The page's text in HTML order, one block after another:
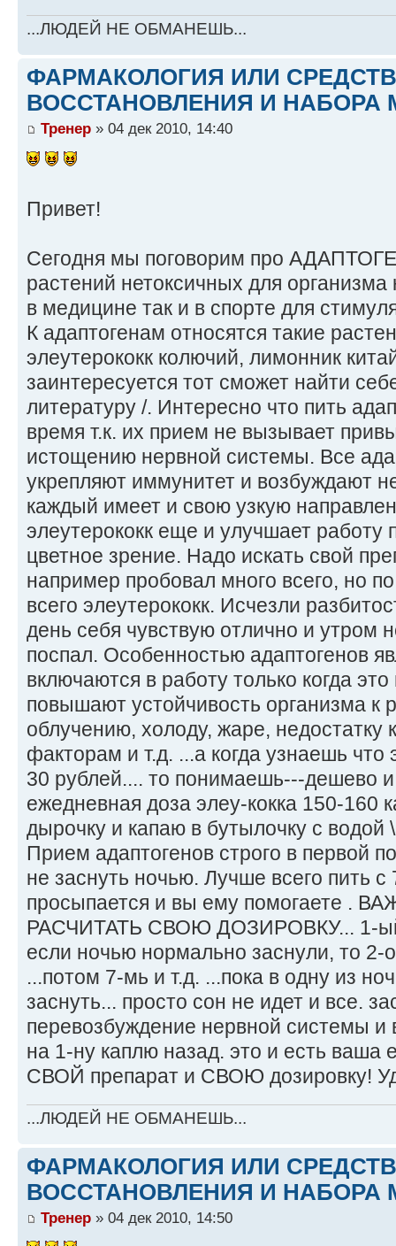
...ЛЮДЕЙ НЕ ОБМАНЕШЬ...
ФАРМАКОЛОГИЯ ИЛИ
ВОССТАНОВЛЕНИЯ И НАБОРА
Тренер » 04 дек 2010, 14:40
Привет!
Сегодня мы поговорим про
растений нетоксичных для
в медицине так и в спорте для
К адаптогенам относятся такие
элеутерококк колючий, лимонник
заинтересуется тот сможет найти
литературу /. Интересно что пить
время т.к. их прием не вызывает
истощению нервной системы. Все
укрепляют иммунитет и возбуждают
каждый имеет и свою узкую
элеутерококк еще и улучшает работу
цветное зрение. Надо искать свой
например пробовал много всего, но
всего элеутерококк. Исчезли
день себя чувствую отлично и утром
поспал. Особенностью адаптогенов
включаются в работу только когда
повышают устойчивость организма к
облучению, холоду, жаре, недостатку
факторам и т.д. ...а когда узнаешь что
30 рублей.... то понимаешь---дешево
ежедневная доза элеу-кокка 150-160
дырочку и капаю в бутылочку с водой
Прием адаптогенов строго в первой
не заснуть ночью. Лучше всего пить с
просыпается и вы ему помогаете .
РАСЧИТАТЬ СВОЮ ДОЗИРОВКУ... 1-ый
если ночью нормально заснули, то 2-
...потом 7-мь и т.д. ...пока в одну из
заснуть... просто сон не идет и все.
перевозбуждение нервной системы и
на 1-ну каплю назад. это и есть ваша
СВОЙ препарат и СВОЮ дозировку!
...ЛЮДЕЙ НЕ ОБМАНЕШЬ...
ФАРМАКОЛОГИЯ ИЛИ
ВОССТАНОВЛЕНИЯ И НАБОРА
Тренер » 04 дек 2010, 14:50